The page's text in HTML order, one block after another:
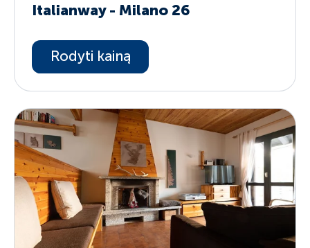
Italianway - Milano 26
Rodyti kainą